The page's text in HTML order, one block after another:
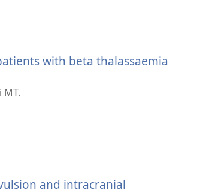
with beta thalassaemia
MT.
and intracranial